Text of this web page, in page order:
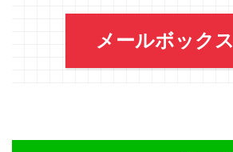
メールボックス